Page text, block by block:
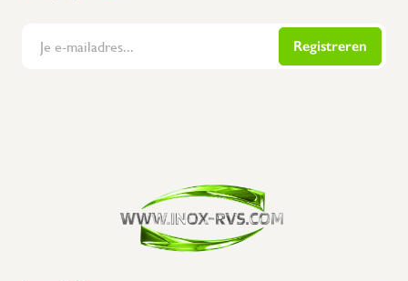
Flanders Inox | Karperstraat 6, 8400 Oostende | België | BNP Paribas Fortis:
Registreren